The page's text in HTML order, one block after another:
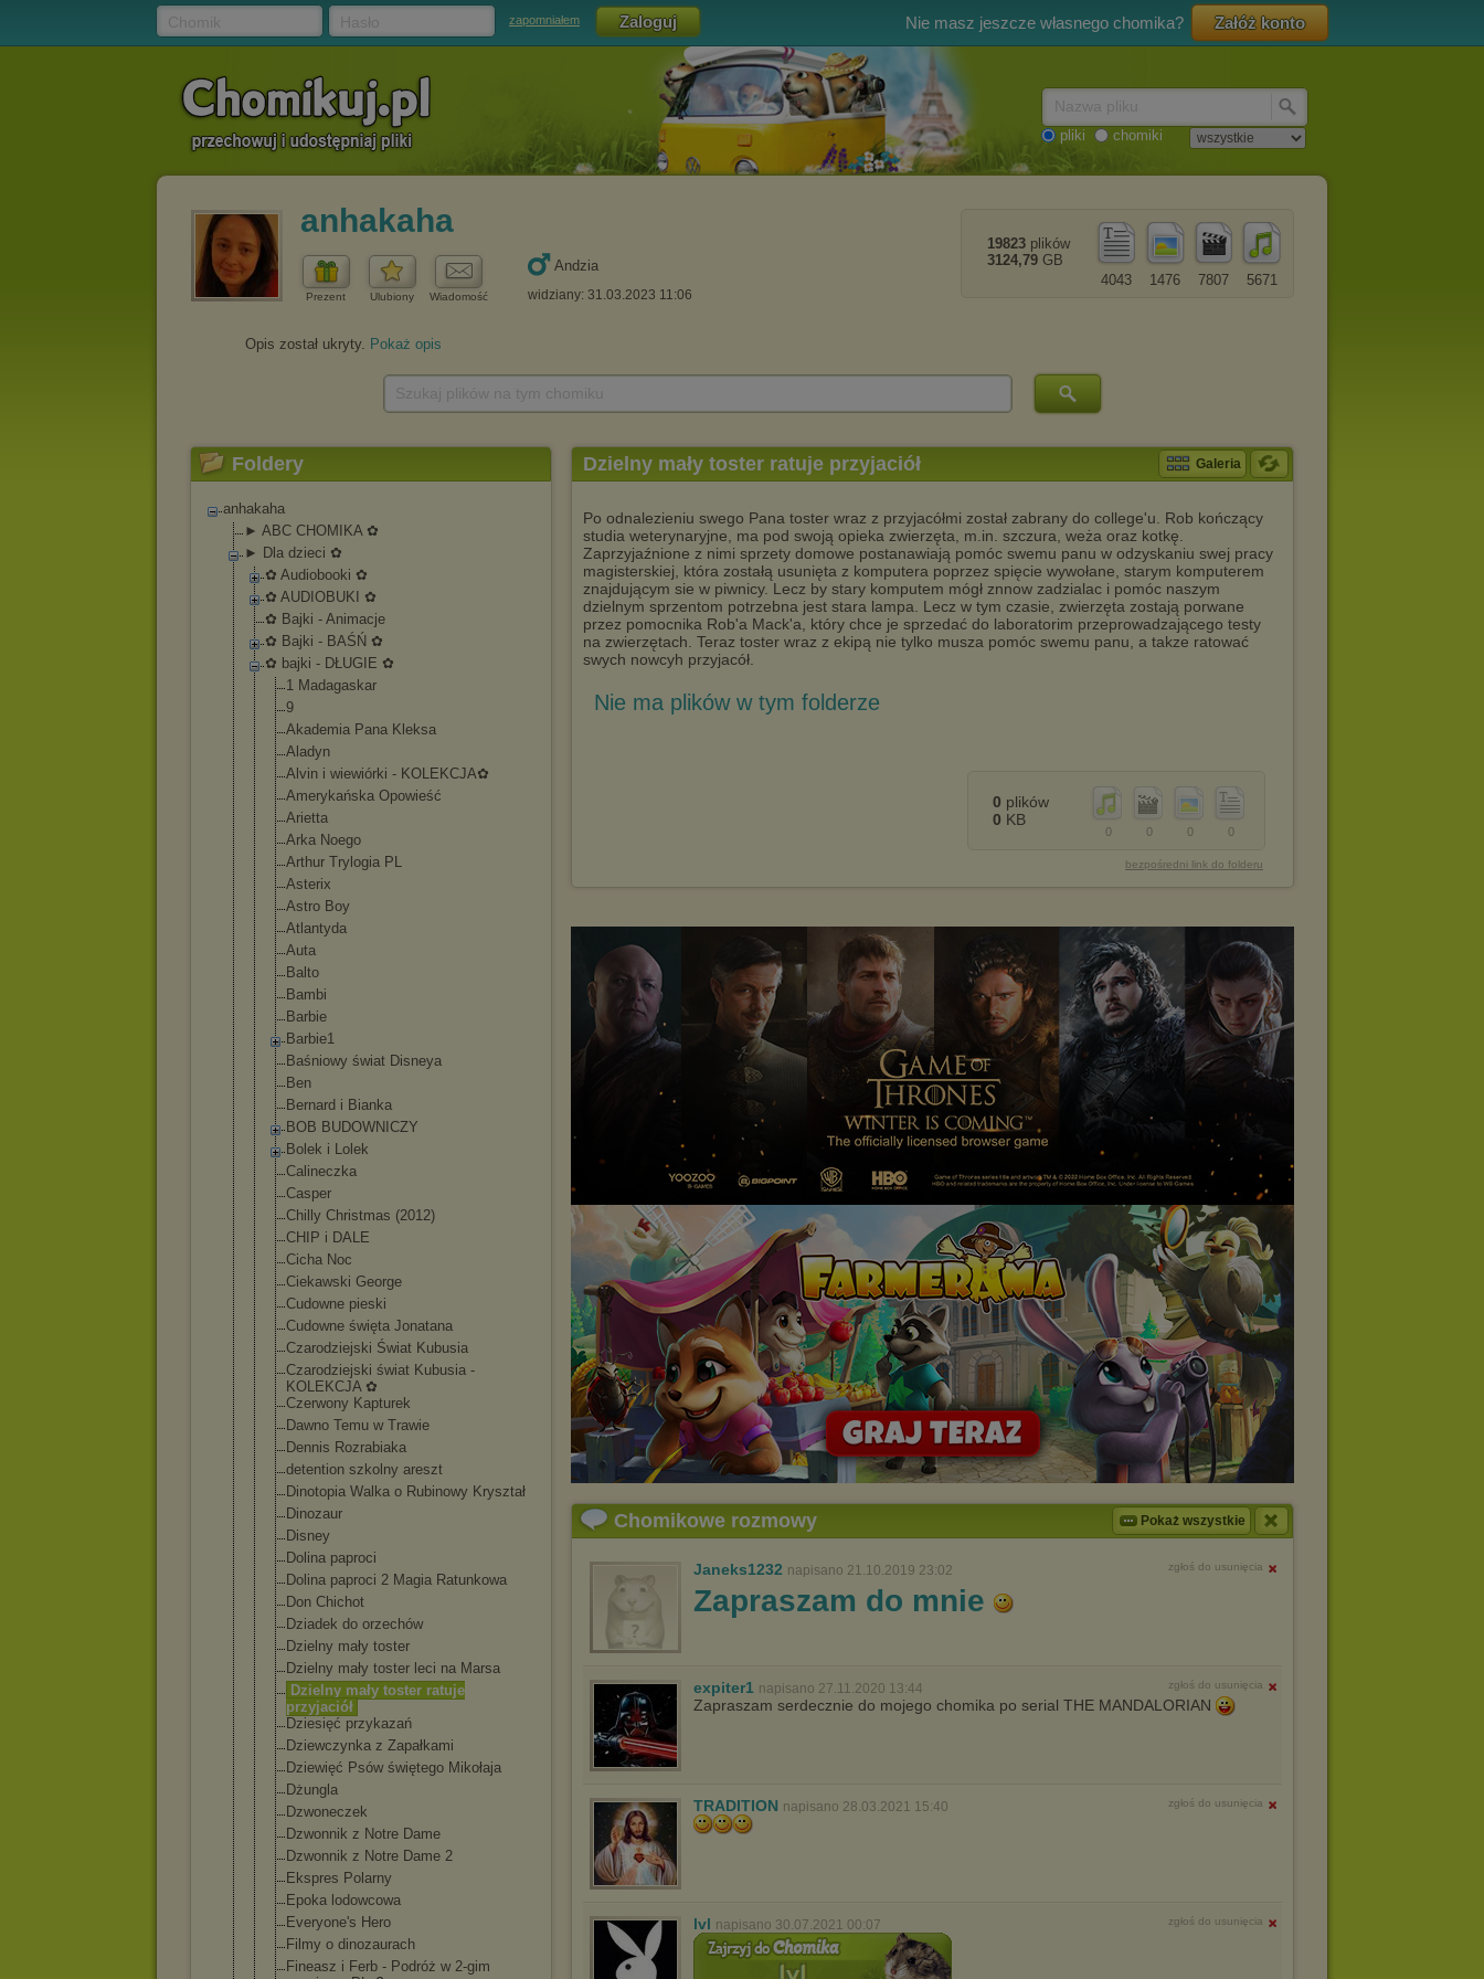
zapomniałem Nie masz jeszcze własnego chomika? Załóż konto
pliki chomiki
anhakaha
Prezent Ulubiony Wiadomość
Andzia
widziany: 31.03.2023 11:06
5671
7807
1476
4043
19823 plików
3124,79 GB
Opis został ukryty. Pokaż opis
Foldery
anhakaha
► ABC CHOMIKA ✿
► Dla dzieci ✿
✿ Audiobooki ✿
✿ AUDIOBUKI ✿
✿ Bajki - Animacje
✿ Bajki - BAŚŃ ✿
✿ bajki - DŁUGIE ✿
1 Madagaskar
9
Akademia Pana Kleksa
Aladyn
Alvin i wiewiórki - KOLEKCJA✿
Amerykańska Opowieść
Arietta
Arka Noego
Arthur Trylogia PL
Asterix
Astro Boy
Atlantyda
Auta
Balto
Bambi
Barbie
Barbie1
Baśniowy świat Disneya
Ben
Bernard i Bianka
BOB BUDOWNICZY
Bolek i Lolek
Calineczka
Casper
Chilly Christmas (2012)
CHIP i DALE
Cicha Noc
Ciekawski George
Cudowne pieski
Cudowne święta Jonatana
Czarodziejs ki Świat Kubusia
Czarodziejs ki świat Kubusia -
KOLEKCJA ✿
Czerwony Kapturek
Dawno Temu w Trawie
Dennis Rozrabiaka
detention szkolny areszt
Dinotopia Walka o Rubinowy Kryształ
Dinozaur
Disney
Dolina paproci
Dolina paproci 2 Magia Ratunkowa
Don Chichot
Dziadek do orzechów
Dzielny mały toster
Dzielny mały toster leci na Marsa
Dzielny mały toster ratuje
przyjaciół
Dziesięć przykazań
Dziewczynka z Zapałkami
Dziewięć Psów świętego Mikołaja
Dżungla
Dzwoneczek
Dzwonnik z Notre Dame
Dzwonnik z Notre Dame 2
Ekspres Polarny
Epoka lodowcowa
Everyone's Hero
Filmy o dinozaurach
Fineasz i Ferb - Podróż w 2-gim
Dzielny mały toster ratuje przyjaciół Galeria
Po odnalezieniu swego Pana toster wraz z przyjacółmi został zabrany do college'u. Rob kończący
studia weterynaryjne, ma pod swoją opieka zwierzęta, m.in. szczura, weża oraz kotkę.
Zaprzyjaźnione z nimi sprzety domowe postanawiają pomóc swemu panu w odzyskaniu swej pracy
magisterskiej, która zostałą usunięta z komputera poprzez spięcie wywołane, starym komputerem
znajdującym sie w piwnicy. Lecz by stary komputem mógł znnow zadzialac i pomóc naszym
dzielnym sprzentom potrzebna jest stara lampa. Lecz w tym czasie, zwierzęta zostają porwane
przez pomocnika Rob'a Mack'a, który chce je sprzedać do laboratorim przeprowadzającego testy
na zwierzętach. Teraz toster wraz z ekipą nie tylko musza pomóc swemu panu, a takze ratować
swych nowcyh przyjacół.
Nie ma plików w tym folderze
0
0
0
0
0 plików
0 KB
bezpośredni link do folderu
Chomikowe rozmowy Pokaż wszystkie
Janeks1232 napisano 21.10.2019 23:02 zgłoś do usunięcia
Zapraszam do mnie
expiter1 napisano 27.11.2020 13:44 zgłoś do usunięcia
Zapraszam serdecznie do mojego chomika po serial THE MANDALORIAN
TRADITION napisano 28.03.2021 15:40 zgłoś do usunięcia
lvl napisano 30.07.2021 00:07 zgłoś do usunięcia